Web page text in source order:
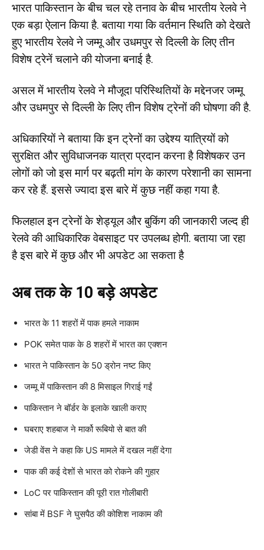
भारत पाकिस्तान के बीच चल रहे तनाव के बीच भारतीय रेलवे ने
एक बड़ा ऐलान किया है. बताया गया कि वर्तमान स्थिति को देखते
हुए भारतीय रेलवे ने जम्मू और उधमपुर से दिल्ली के लिए तीन
विशेष ट्रेनें चलाने की योजना बनाई है.
असल में भारतीय रेलवे ने मौजूदा परिस्थितियों के मद्देनजर जम्मू
और उधमपुर से दिल्ली के लिए तीन विशेष ट्रेनों की घोषणा की है.
अधिकारियों ने बताया कि इन ट्रेनों का उद्देश्य यात्रियों को
सुरक्षित और सुविधाजनक यात्रा प्रदान करना है विशेषकर उन
लोगों को जो इस मार्ग पर बढ़ती मांग के कारण परेशानी का सामना
कर रहे हैं. इससे ज्यादा इस बारे में कुछ नहीं कहा गया है.
फिलहाल इन ट्रेनों के शेड्यूल और बुकिंग की जानकारी जल्द ही
रेलवे की आधिकारिक वेबसाइट पर उपलब्ध होगी. बताया जा रहा
है इस बारे में कुछ और भी अपडेट आ सकता है
अब तक के 10 बड़े अपडेट
भारत के 11 शहरों में पाक हमले नाकाम
POK समेत पाक के 8 शहरों में भारत का एक्शन
भारत ने पाकिस्तान के 50 ड्रोन नष्ट किए
जम्मू में पाकिस्तान की 8 मिसाइल गिराई गईं
पाकिस्तान ने बॉर्डर के इलाके खाली कराए
घबराए शहबाज ने मार्को रूबियो से बात की
जेडी वेंस ने कहा कि US मामले में दखल नहीं देगा
पाक की कई देशों से भारत को रोकने की गुहार
LoC पर पाकिस्तान की पूरी रात गोलीबारी
सांबा में BSF ने घुसपैठ की कोशिश नाकाम की